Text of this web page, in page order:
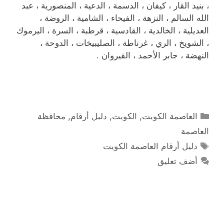
، بنيد القار ، كيفان ، الدسمة ، الدعية ، المنصورية ، عبد
الله السالم ، النزهة ، الفيحاء ، الشامية ، الروضة ،
العديلية ، الخالدية ، القادسية ، قرطبة ، السرة ، اليرموك
، الشويخ ، الري ، غرناطة ، الصليبيخات ، الدوحة ،
النهضة ، جابر الأحمد ، القيروان .
التصنيفات
العاصمة الكويت, الكويت, دليل أرقام, محافظة
العاصمة
الوسوم
دليل أرقام العاصمة الكويت
أضف تعليق